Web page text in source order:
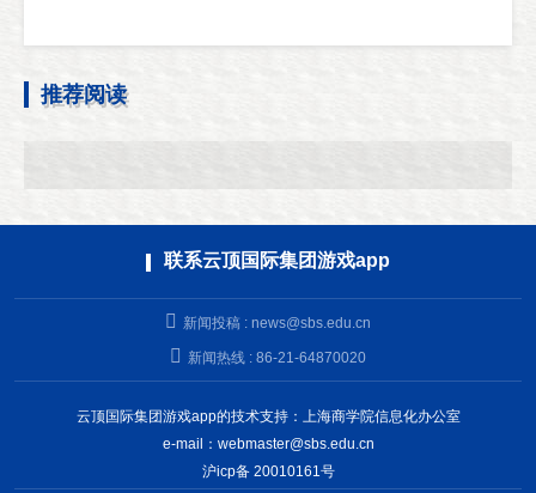
推荐阅读
联系云顶国际集团游戏app
新闻投稿 : news@sbs.edu.cn
新闻热线 : 86-21-64870020
云顶国际集团游戏app的技术支持：上海商学院信息化办公室
e-mail： webmaster@sbs.edu.cn
沪icp备 20010161号